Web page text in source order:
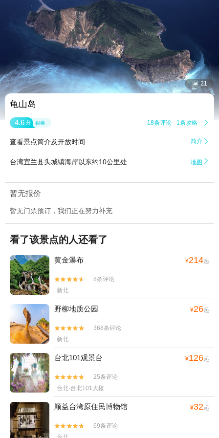
 21
龟山岛
4.6 分 很棒 18条评论 1条攻略 
查看景点简介及开放时间 简介 
台湾宜兰县头城镇海岸以东约10公里处 地图 
暂无报价
暂无门票预订，我们正在努力补充
看了该景点的人还看了
黄金瀑布 ¥214起


8条评论
新北
野柳地质公园 ¥26起


368条评论
新北
台北101观景台 ¥126起


25条评论
台北·台北101大楼
顺益台湾原住民博物馆 ¥32起


69条评论